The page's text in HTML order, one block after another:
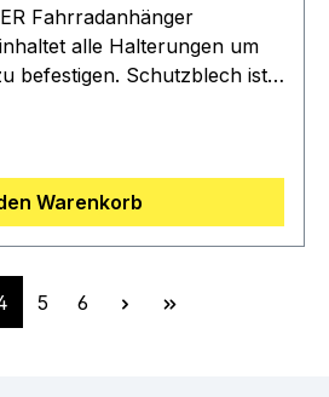
Fahrradanhänger
alle Halterungen um
befestigen. Schutzblech ist
2
Warenkorb
Seite
5 Seite
6